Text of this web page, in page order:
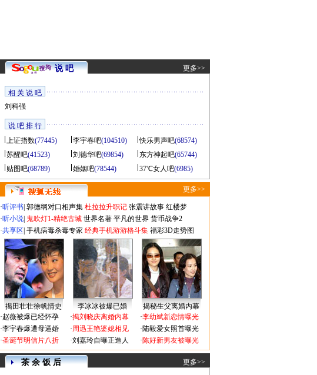
说 吧 更多>>
相 关 说 吧
刘科强
说 吧 排 行
上证指数(77445) 李宇春吧(104510) 快乐男声吧(68574)
苏醒吧(41523) 刘德华吧(69854) 东方神起吧(65744)
贴图吧(68789) 婚姻吧(78544) 37℃女人吧(6985)
更多>>
·听评书 郭德纲对口相声集 杜拉拉升职记 张震讲故事 红楼梦
·听小说 鬼吹灯1-精绝古城 世界名著 平凡的世界 货币战争2
·共享区 手机病毒杀毒专家 经典手机游游格斗集 福彩3D走势图
揭田壮壮徐帆情史 李冰冰被爆已婚
揭秘生父离婚内幕
·赵薇被爆已经怀孕
·李宇春爆遭母逼婚
·圣诞节明信片八折
·揭刘晓庆离婚内幕
·周迅王艳婆媳相见
·刘嘉玲自曝正造人
·李幼斌新恋情曝光
·陆毅爱女照首曝光
·陈好新男友被曝光
茶 余 饭 后 更多>>